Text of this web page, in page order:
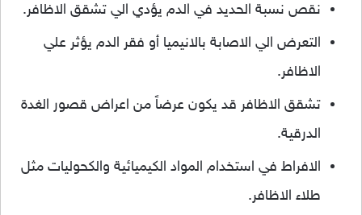
نقص نسبة الحديد في الدم يؤدي الي تشقق الاظافر.
التعرض الي الاصابة بالانيميا أو فقر الدم يؤثر علي
الاظافر.
تشقق الاظافر قد يكون عرضاً من اعراض قصور الغدة
الدرقية.
الافراط في استخدام المواد الكيميائية والكحوليات مثل
طلاء الاظافر.